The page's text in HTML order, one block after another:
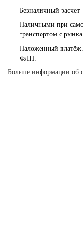
Безналичный расчет
Наличными при
транспортом с
Наложенный платёж.
ФЛП.
Больше информации об